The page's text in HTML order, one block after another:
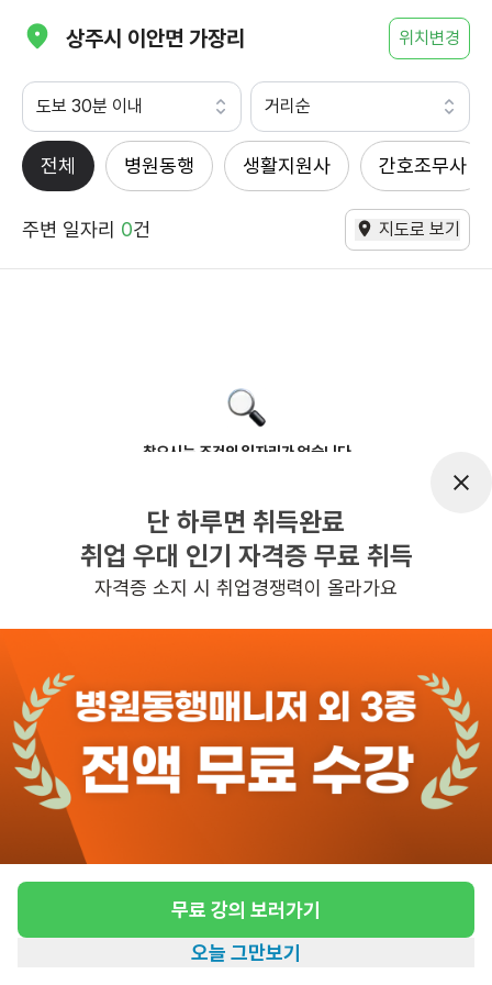
상주시 이안면 가장리 위치변경
도보 30분 이내 거리순
전체 병원동행 생활지원사 간호조무사
주변 일자리 0건 지도로 보기
찾으시는 조건의 일자리가 없습니다
반경 3KM 이내의 일자리 확인하기
단 하루면 취득완료
취업 우대 인기 자격증 무료 취득
자격증 소지 시 취업경쟁력이 올라가요
무료 강의 보러가기
오늘 그만보기